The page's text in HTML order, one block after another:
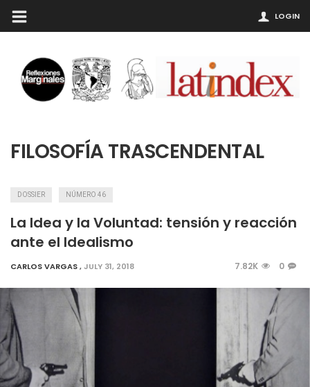
LOGIN
FILOSOFÍA TRASCENDENTAL
DOSSIER NÚMERO 46
La Idea y la Voluntad: tensión y reacción
ante el Idealismo
CARLOS VARGAS,JULY 31, 2018 7.82K 0